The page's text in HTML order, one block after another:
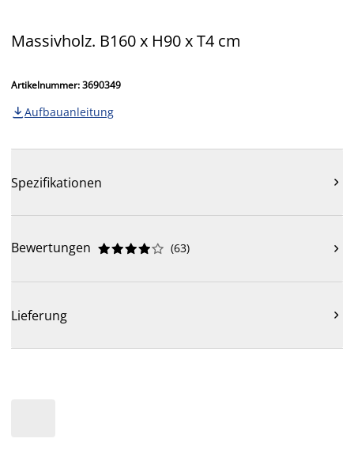
Massivholz. B160 x H90 x T4 cm
Artikelnummer: 3690349
 Aufbauanleitung
Spezifikationen 
Bewertungen 




 (63) 
Lieferung 